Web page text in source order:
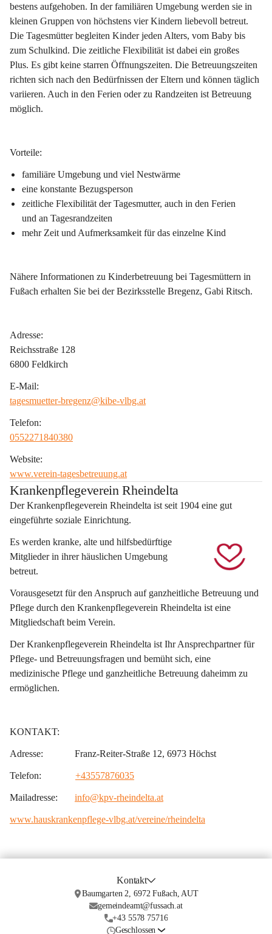
bestens aufgehoben. In der familiären Umgebung werden sie in
kleinen Gruppen von höchstens vier Kindern liebevoll betreut.
Die Tagesmütter begleiten Kinder jeden Alters, vom Baby bis
zum Schulkind. Die zeitliche Flexibilität ist dabei ein großes
Plus. Es gibt keine starren Öffnungszeiten. Die Betreuungszeiten
richten sich nach den Bedürfnissen der Eltern und können täglich
variieren. Auch in den Ferien oder zu Randzeiten ist Betreuung
möglich.
Vorteile:
familiäre Umgebung und viel Nestwärme
eine konstante Bezugsperson
zeitliche Flexibilität der Tagesmutter, auch in den Ferien
und an Tagesrandzeiten
mehr Zeit und Aufmerksamkeit für das einzelne Kind
Nähere Informationen zu Kinderbetreuung bei Tagesmüttern in
Fußach erhalten Sie bei der Bezirksstelle Bregenz, Gabi Ritsch.
Adresse:
Reichsstraße 128
6800 Feldkirch
E-Mail:
tagesmuetter-bregenz@kibe-vlbg.at
Telefon:
0552271840380
Website:
www.verein-tagesbetreuung.at
Krankenpflegeverein Rheindelta
Der Krankenpflegeverein Rheindelta ist seit 1904 eine gut
eingeführte soziale Einrichtung.
Es werden kranke, alte und hilfsbedürftige
Mitglieder in ihrer häuslichen Umgebung
betreut.
Vorausgesetzt für den Anspruch auf ganzheitliche Betreuung und
Pflege durch den Krankenpflegeverein Rheindelta ist eine
Mitgliedschaft beim Verein.
Der Krankenpflegeverein Rheindelta ist Ihr Ansprechpartner für
Pflege- und Betreuungsfragen und bemüht sich, eine
medizinische Pflege und ganzheitliche Betreuung daheimm zu
ermöglichen.
KONTAKT:
Adresse: Franz-Reiter-Straße 12, 6973 Höchst
Telefon: +43557876035
Mailadresse: info@kpv-rheindelta.at
www.hauskrankenpflege-vlbg.at/vereine/rheindelta
Kontakt
Baumgarten 2, 6972 Fußach, AUT
gemeindeamt@fussach.at
+43 5578 75716
Geschlossen